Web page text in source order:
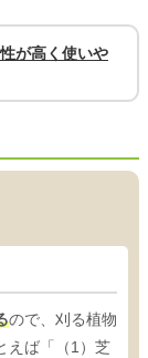
が高く使いや
ので、刈る植物
えば「（1）芝